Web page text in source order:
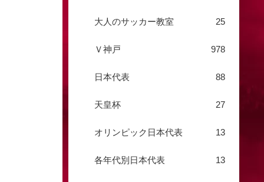
大人のサッカー教室 25
Ｖ神戸 978
日本代表 88
天皇杯 27
オリンピック日本代表 13
各年代別日本代表 13